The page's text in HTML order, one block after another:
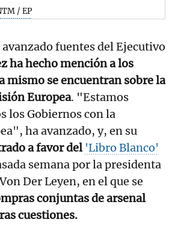
/ EP
fuentes del Ejecutivo
ha hecho mención a los
mismo se encuentran sobre la
Europea. "Estamos
los Gobiernos con la
ha avanzado, y, en su
a favor del 'Libro Blanco'
semana por la presidenta
Der Leyen, en el que se
conjuntas de arsenal
cuestiones.